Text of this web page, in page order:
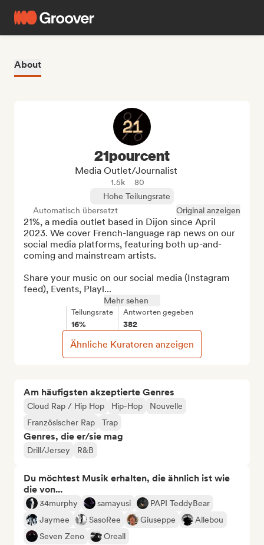
About
Am häufigsten akzeptierte Genres
Cloud Rap / Hip Hop Hip-Hop
Nouvelle
Französischer Rap
Trap
Genres, die er/sie mag
Drill/Jersey R&B
Du möchtest Musik erhalten, die ähnlich ist wie
die von...
34murphy samayusi
PAPI TeddyBear
Jaymee
SasoRee Giuseppe
Allebou
Seven Zeno
Oreall
21pourcent
Media Outlet/Journalist
1.5k
80
Hohe Teilungsrate
Automatisch übersetzt
Original anzeigen
21%, a media outlet based in Dijon since April
2023. We cover French-language rap news on our
social media platforms, featuring both up-and-
coming and mainstream artists.
Share your music on our social media (Instagram
feed), Events, Playl...
Mehr sehen
Teilungsrate
16%
Antworten gegeben
382
Ähnliche Kuratoren anzeigen